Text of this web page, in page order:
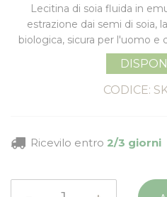
Lecitina di soia fluida in
estrazione dai semi di soia,
biologica,sicura per l'uomo e
CODICE:
Ricevilo entro 2/3 giorni